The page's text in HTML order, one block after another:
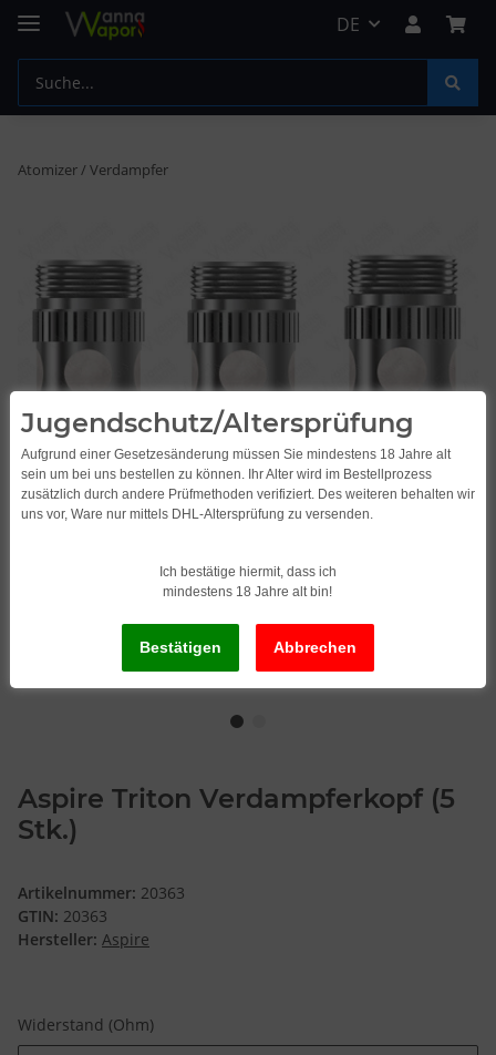
DE
Atomizer / Verdampfer
Aspire Triton Verdampferkopf (5
Stk.)
Artikelnummer: 20363
GTIN: 20363
Hersteller: Aspire
Widerstand (Ohm)
Jugendschutz/Altersprüfung
Aufgrund einer Gesetzesänderung müssen Sie mindestens 18 Jahre alt
sein um bei uns bestellen zu können. Ihr Alter wird im Bestellprozess
zusätzlich durch andere Prüfmethoden verifiziert. Des weiteren behalten wir
uns vor, Ware nur mittels DHL-Altersprüfung zu versenden.
Ich bestätige hiermit, dass ich
mindestens 18 Jahre alt bin!